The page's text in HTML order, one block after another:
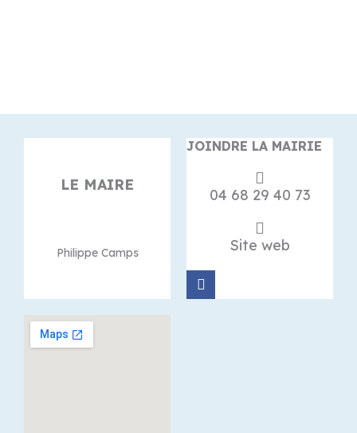
LE MAIRE
Philippe Camps
JOINDRE LA MAIRIE
04 68 29 40 73
Site web
F
a
c